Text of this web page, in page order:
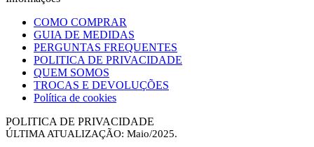
COMO COMPRAR
GUIA DE MEDIDAS
PERGUNTAS FREQUENTES
POLITICA DE PRIVACIDADE
QUEM SOMOS
TROCAS E DEVOLUÇÕES
Política de cookies
POLITICA DE PRIVACIDADE
ÚLTIMA ATUALIZAÇÃO: Maio/2025.